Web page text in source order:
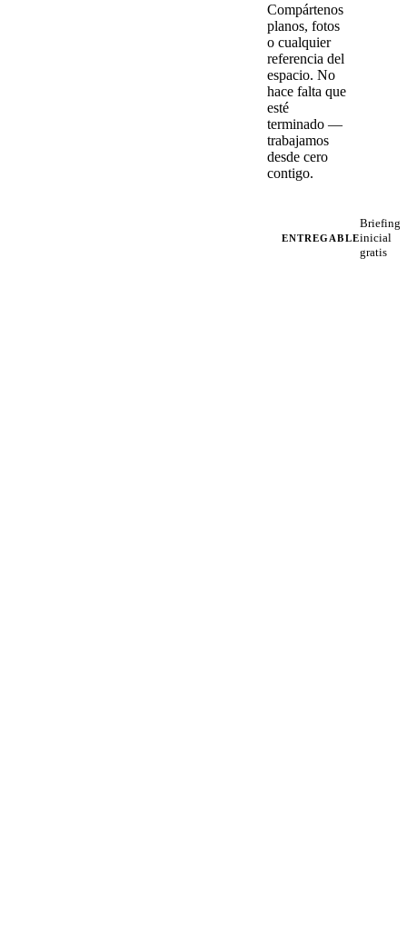
Compártenos
planos, fotos
o cualquier
referencia del
espacio. No
hace falta que
esté
terminado —
trabajamos
desde cero
contigo.
ENTREGABLE
Briefing
inicial
gratis